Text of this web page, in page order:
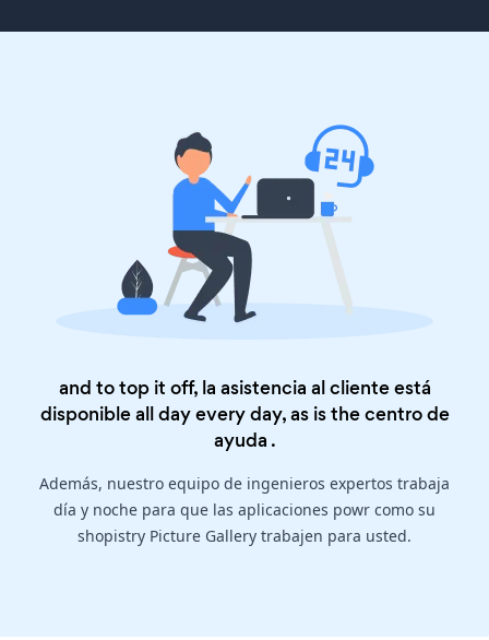
and to top it off, la asistencia al cliente está
disponible all day every day, as is thecentro de
ayuda .
Además, nuestro equipo de ingenieros expertos trabaja
día y noche para que las aplicaciones powr como su
shopistry Picture Gallery trabajen para usted.